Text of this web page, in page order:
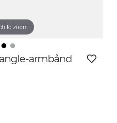
to zoom
armbånd